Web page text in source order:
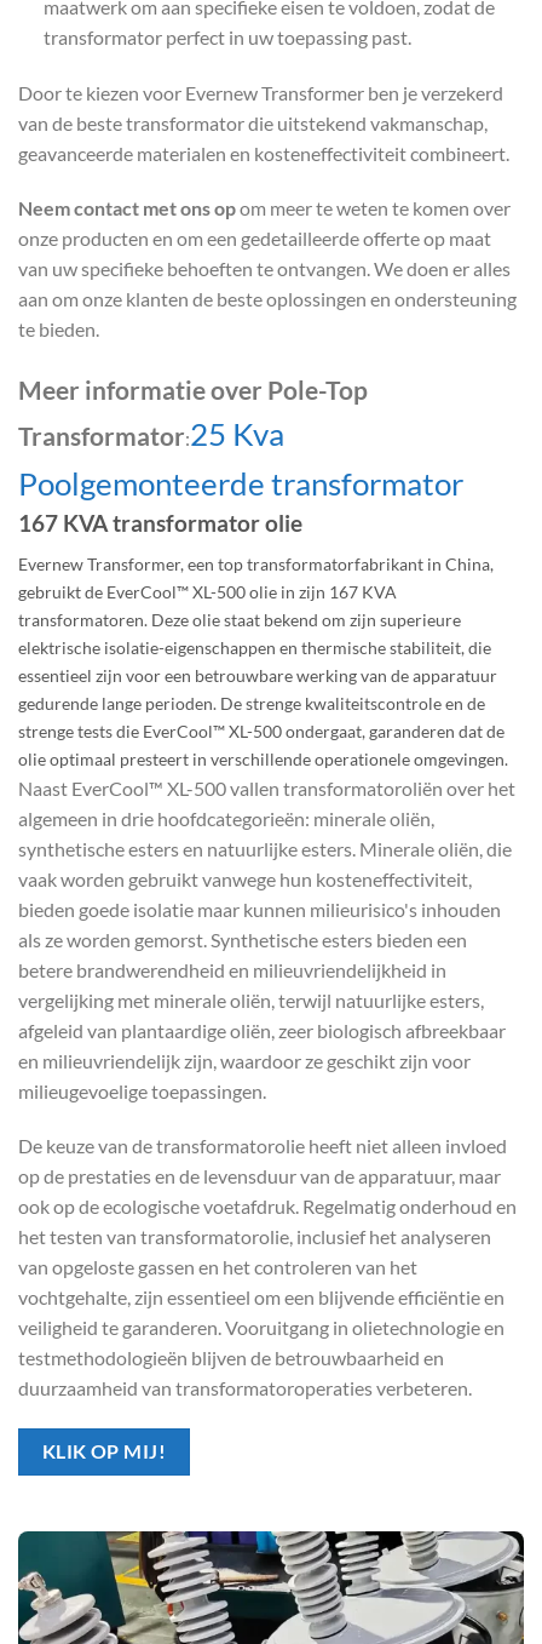
maatwerk om aan specifieke eisen te voldoen, zodat de
transformator perfect in uw toepassing past.
Door te kiezen voor Evernew Transformer ben je verzekerd
van de beste transformator die uitstekend vakmanschap,
geavanceerde materialen en kosteneffectiviteit combineert.
Neem contact met ons opom meer te weten te komen over
onze producten en om een gedetailleerde offerte op maat
van uw specifieke behoeften te ontvangen. We doen er alles
aan om onze klanten de beste oplossingen en ondersteuning
te bieden.
Meer informatie over Pole-Top
Transformator:25 Kva
Poolgemonteerde transformator
167 KVA transformator olie
Evernew Transformer, een top transformatorfabrikant in China,
gebruikt de EverCool™ XL-500 olie in zijn 167 KVA
transformatoren. Deze olie staat bekend om zijn superieure
elektrische isolatie-eigenschappen en thermische stabiliteit, die
essentieel zijn voor een betrouwbare werking van de apparatuur
gedurende lange perioden. De strenge kwaliteitscontrole en de
strenge tests die EverCool™ XL-500 ondergaat, garanderen dat de
olie optimaal presteert in verschillende operationele omgevingen.
Naast EverCool™ XL-500 vallen transformatoroliën over het
algemeen in drie hoofdcategorieën: minerale oliën,
synthetische esters en natuurlijke esters. Minerale oliën, die
vaak worden gebruikt vanwege hun kosteneffectiviteit,
bieden goede isolatie maar kunnen milieurisico's inhouden
als ze worden gemorst. Synthetische esters bieden een
betere brandwerendheid en milieuvriendelijkheid in
vergelijking met minerale oliën, terwijl natuurlijke esters,
afgeleid van plantaardige oliën, zeer biologisch afbreekbaar
en milieuvriendelijk zijn, waardoor ze geschikt zijn voor
milieugevoelige toepassingen.
De keuze van de transformatorolie heeft niet alleen invloed
op de prestaties en de levensduur van de apparatuur, maar
ook op de ecologische voetafdruk. Regelmatig onderhoud en
het testen van transformatorolie, inclusief het analyseren
van opgeloste gassen en het controleren van het
vochtgehalte, zijn essentieel om een blijvende efficiëntie en
veiligheid te garanderen. Vooruitgang in olietechnologie en
testmethodologieën blijven de betrouwbaarheid en
duurzaamheid van transformatoroperaties verbeteren.
KLIK OP MIJ!